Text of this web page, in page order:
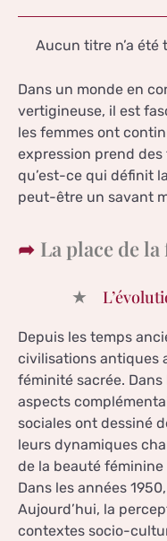
Aucun titre n’a été
Dans un monde en
vertigineuse, il est
les femmes ont
expression prend des
qu’est-ce qui définit
peut-être un savant
La place de
Depuis les temps
civilisations antiques
féminité sacrée.
aspects
sociales ont dessiné
leurs dynamiques
de la beauté
Dans les années
Aujourd’hui, la
contextes socio-